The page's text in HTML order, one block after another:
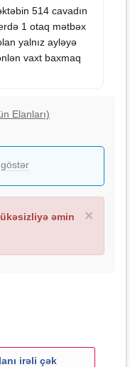
514 cavadın
1 otaq mətbəx
yalnız ayləyə
vaxt baxmaq
Elanları)
×
əmin
irəli çək